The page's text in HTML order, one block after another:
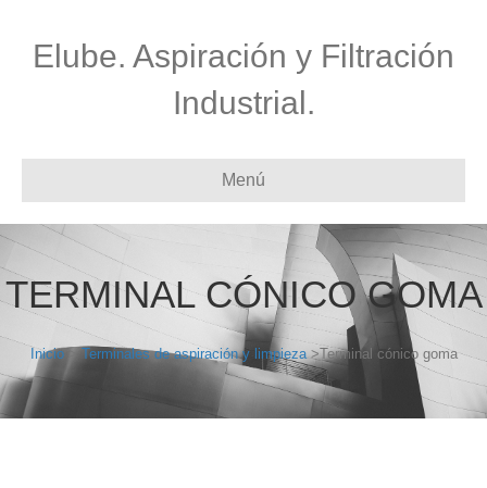
Elube. Aspiración y Filtración
Industrial.
Menú
TERMINAL CÓNICO GOMA
Inicio> Terminales de aspiración y limpieza>Terminal cónico goma